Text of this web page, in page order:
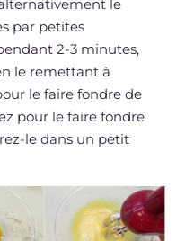
le
par petites
2-3 minutes,
le remettant à
le faire fondre de
pour le faire fondre
le dans un petit